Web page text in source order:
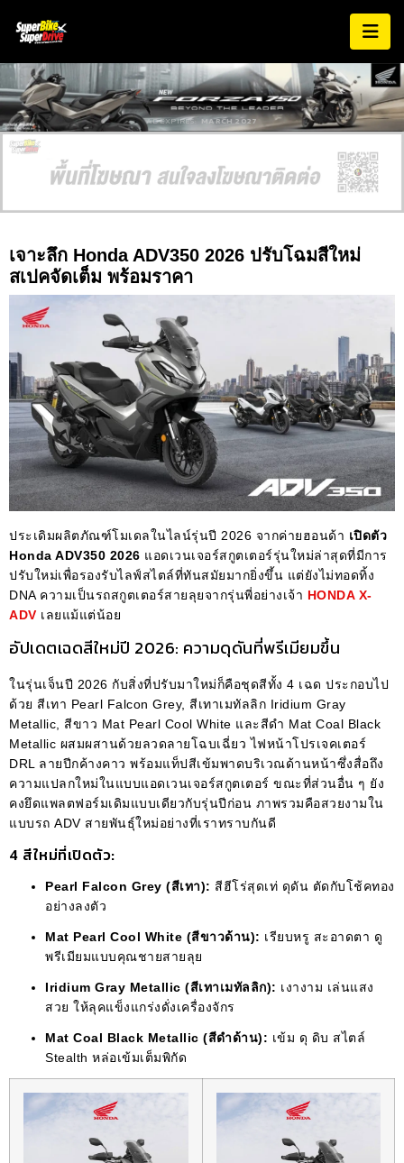
AD EXPIRES: MARCH 2027
เจาะลึก Honda ADV350 2026 ปรับโฉมสีใหม่
สเปคจัดเต็ม พร้อมราคา
ประเดิมผลิตภัณฑ์โมเดลในไลน์รุ่นปี 2026 จากค่ายฮอนด้า เปิดตัว
Honda ADV350 2026 แอดเวนเจอร์สกูตเตอร์รุ่นใหม่ล่าสุดที่มีการ
ปรับใหม่เพื่อรองรับไลฟ์สไตล์ที่ทันสมัยมากยิ่งขึ้น แต่ยังไม่ทอดทิ้ง
DNA ความเป็นรถสกูตเตอร์สายลุยจากรุ่นพี่อย่างเจ้า HONDA X-
ADV เลยแม้แต่น้อย
อัปเดตเฉดสีใหม่ปี 2026: ความดุดันที่พรีเมียมขึ้น
ในรุ่นเจ็นปี 2026 กับสิ่งที่ปรับมาใหม่ก็คือชุดสีทั้ง 4 เฉด ประกอบไป
ด้วย สีเทา Pearl Falcon Grey, สีเทาเมทัลลิก Iridium Gray
Metallic, สีขาว Mat Pearl Cool White และสีดำ Mat Coal Black
Metallic ผสมผสานด้วยลวดลายโฉบเฉี่ยว ไฟหน้าโปรเจคเตอร์
DRL ลายปีกค้างคาว พร้อมแท็ปสีเข้มพาดบริเวณด้านหน้าซึ่งสื่อถึง
ความแปลกใหม่ในแบบแอดเวนเจอร์สกูตเตอร์ ขณะที่ส่วนอื่น ๆ ยัง
คงยึดแพลตฟอร์มเดิมแบบเดียวกับรุ่นปีก่อน ภาพรวมคือสวยงามใน
แบบรถ ADV สายพันธุ์ใหม่อย่างที่เราทราบกันดี
4 สีใหม่ที่เปิดตัว:
Pearl Falcon Grey (สีเทา): สีฮีโร่สุดเท่ ดุดัน ตัดกับโช้คทอง
อย่างลงตัว
Mat Pearl Cool White (สีขาวด้าน): เรียบหรู สะอาดตา ดู
พรีเมียมแบบคุณชายสายลุย
Iridium Gray Metallic (สีเทาเมทัลลิก): เงางาม เล่นแสง
สวย ให้ลุคแข็งแกร่งดั่งเครื่องจักร
Mat Coal Black Metallic (สีดำด้าน): เข้ม ดุ ดิบ สไตล์
Stealth หล่อเข้มเต็มพิกัด